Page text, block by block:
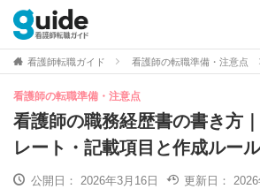
看護師転職ガイド 看護師の転職準備・注意点
看護師の転職準備・注意点
看護師の職務経歴書の書き方
レート・記載項目と作成ルール
公開日： 2026年3月16日 更新日：